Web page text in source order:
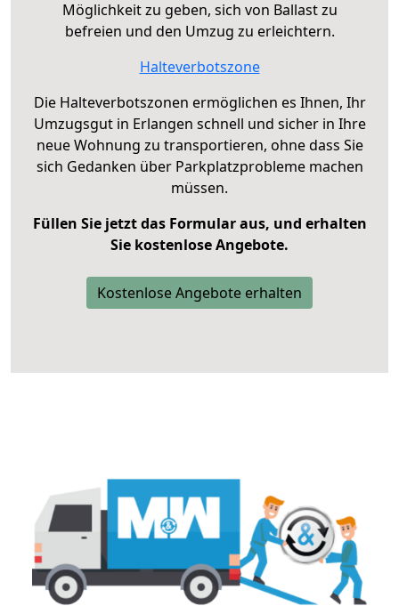
Möglichkeit zu geben, sich von Ballast zu
befreien und den Umzug zu erleichtern.
Halteverbotszone
Die Halteverbotszonen ermöglichen es Ihnen, Ihr
Umzugsgut in Erlangen schnell und sicher in Ihre
neue Wohnung zu transportieren, ohne dass Sie
sich Gedanken über Parkplatzprobleme machen
müssen.
Füllen Sie jetzt das Formular aus, und erhalten
Sie kostenlose Angebote.
Kostenlose Angebote erhalten